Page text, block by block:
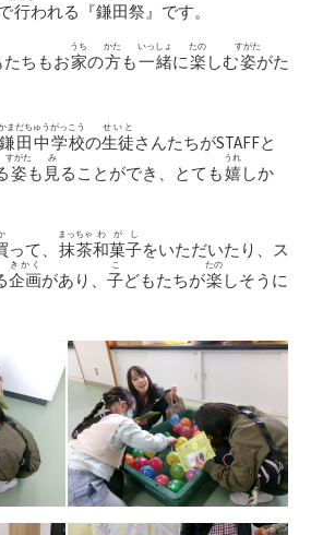
行われる『鎌田祭』です。
たちもお家
うち
の方
かた
も一緒
いっしょ
に楽
たの
しむ姿
すがた
がた
鎌田中学校
まだちゅうがっこう
の生徒
せいと
さんたちがSTAFFと
姿
すがた
も 見
み
ることができ、とても嬉
うれ
しか
って、 抹茶
まっちゃ
和菓子
わがし
をいただいたり、ス
企画
きかく
があり、 子
こ
どもたちが楽
たの
しそうに